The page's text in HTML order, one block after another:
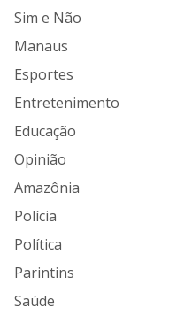
Sim e Não
Manaus
Esportes
Entretenimento
Educação
Opinião
Amazônia
Polícia
Política
Parintins
Saúde